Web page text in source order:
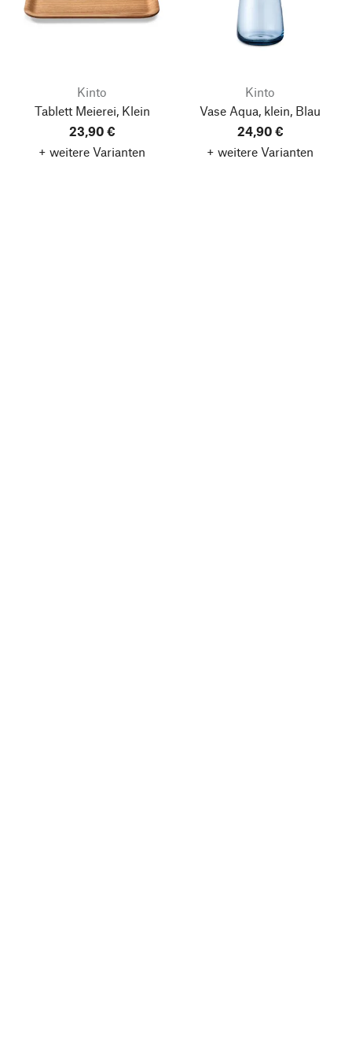
Kinto
Tablett Meierei, Klein
23,90 €
+ weitere Varianten
Kinto
Vase Aqua, klein, Blau
24,90 €
+ weitere Varianten